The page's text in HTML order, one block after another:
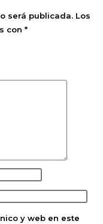
será publicada. Los
con *
y web en este